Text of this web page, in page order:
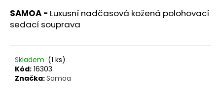
hvězdiček.
SAMOA - Luxusní nadčasová kožená polohovací
sedací souprava
Skladem (1 ks)
Kód: 16303
Značka:Samoa
D
p
o
u